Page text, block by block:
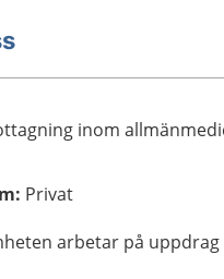
inom
: Privat
arbetar på uppdrag